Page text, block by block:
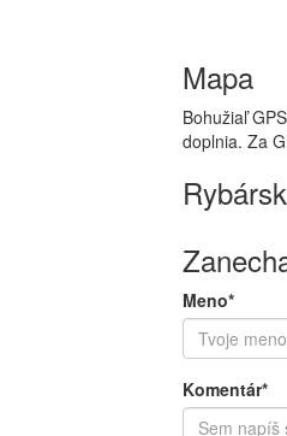
Mapa
Bohužiaľ
doplnia. Za
Meno*
Komentár*